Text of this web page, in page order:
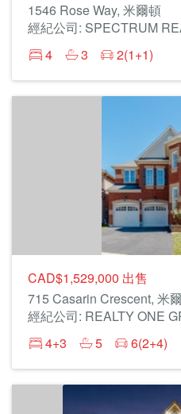
1546 Rose Way, 米爾頓
經紀公司: SPECTRUM
4
3 2(1+1)
CAD$1,529,000 出售
715 Casarin Crescent, 米
經紀公司: REALTY ONE
4+3
5 6(2+4)